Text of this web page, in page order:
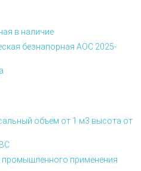
в наличие
безнапорная АОС 2025-
объем от 1 м3 высота от
промышленного применения